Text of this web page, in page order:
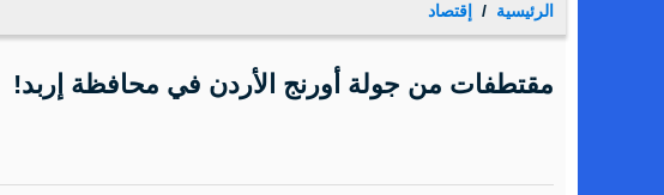
الرئيسية إقتصاد
مقتطفات من جولة أورنج الأردن في محافظة إربد!